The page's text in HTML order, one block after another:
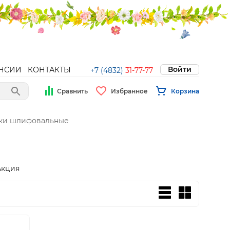
КОНТАКТЫ +7 (4832) 31-77-77 Войти
Сравнить Избранное Корзина
шлифовальные